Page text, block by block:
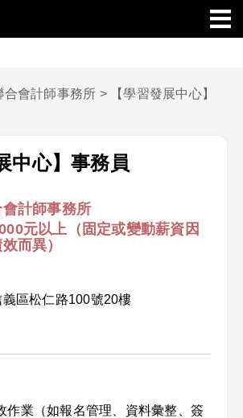
合會計師事務所 >
【學習發展中心】
中心】事務員
計師事務所
元以上（固定或變動薪資因
而異）
義區松仁路100號20樓
作業（如報名管理、資料彙整、簽